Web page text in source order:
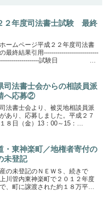
２年度司法書士試験 最終
ームページ平成２２年度司法書
最終結果引用----------------------------
試験日
司法書士会からの相談員派
へ応募②
法書士会より、被災地相談員派
あり、応募しました。平成２７
８日（金）13：00～15：
00～13：00 南
支援事務...
・東神楽町／地権者寄付の
未登記
の未登記のＮＥＷＳ、続きで
川管内東神楽町で２０１２年度
、町に譲渡された約１８万平方